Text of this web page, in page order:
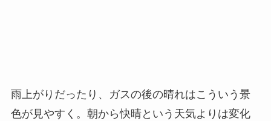
雨上がりだったり、ガスの後の晴れはこういう景
色が見やすく。朝から快晴という天気よりは変化